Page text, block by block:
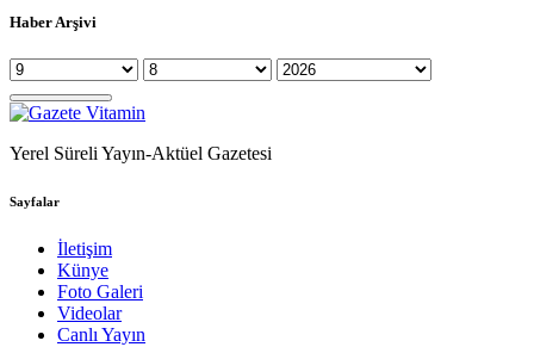
Haber Arşivi
Yerel Süreli Yayın-Aktüel Gazetesi
Sayfalar
İletişim
Künye
Foto Galeri
Videolar
Canlı Yayın